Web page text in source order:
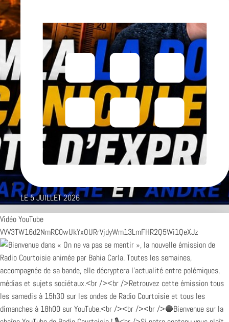
LE5 JUILLET 2026
Vidéo YouTube
VVV3TW16d2NmRC0wUkYxOURrVjdyWm13LmFHR2Q5Wi1QeXJz